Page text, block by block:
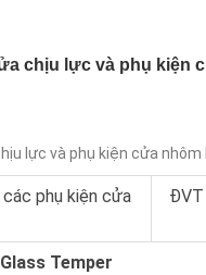
chịu lực và phụ kiện
lực và phụ kiện cửa nhôm
các phụ kiện cửa ĐVT
Temper